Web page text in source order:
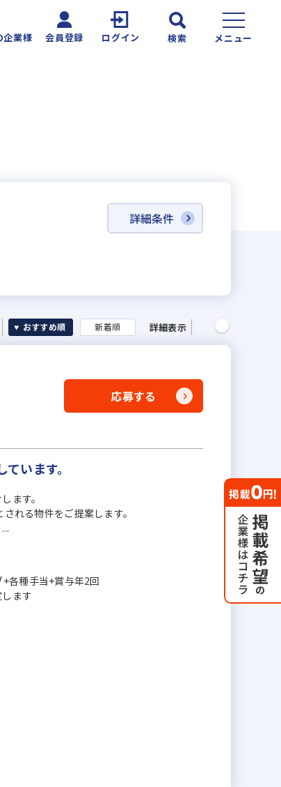
企業様 会員登録 ログイン 検索 メニュー
詳細条件
おすすめ順 新着順 詳細表示
応募する
います。
ます。
れる物件をご提案します。
各種手当+賞与年2回
ます